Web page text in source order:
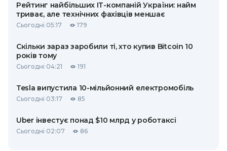
Рейтинг найбільших ІТ-компаній України: найм
триває, але технічних фахівців меншає
Сьогодні 05:17 179
Скільки зараз заробили ті, хто купив Bitcoin 10
років тому
Сьогодні 04:21 191
Tesla випустила 10-мільйонний електромобіль
Сьогодні 03:17 85
Uber інвестує понад $10 млрд у роботаксі
Сьогодні 02:07 86